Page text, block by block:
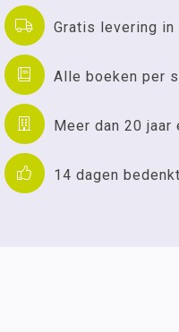
Gratis levering in
Alle boeken per
Meer dan 20 jaar
14 dagen